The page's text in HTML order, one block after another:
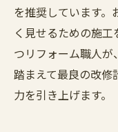
を推奨しています
く見せるための施
つリフォーム職人が
踏まえて最良の改
力を引き上げます。